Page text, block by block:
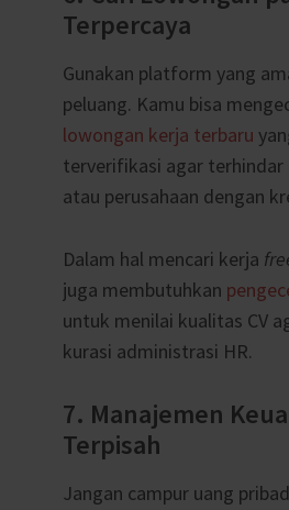
Terpercaya
Gunakan platform yang
peluang. Kamu bisa
lowongan kerja terbaru
terverifikasi agar terhindar
atau perusahaan dengan
Dalam hal mencari kerja
juga membutuhkan
untuk menilai kualitas CV
kurasi administrasi HR.
7. Manajemen
Terpisah
Jangan campur uang